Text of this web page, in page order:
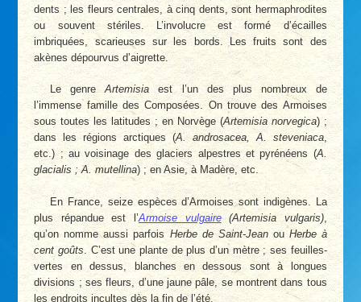
dents ; les fleurs centrales, à cinq dents, sont hermaphrodites
ou souvent stériles. L’involucre est formé d’écailles
imbriquées, scarieuses sur les bords. Les fruits sont des
akènes dépourvus d’aigrette.
Le genreArtemisia est l’un des plus nombreux de
l’immense famille des Composées. On trouve des Armoises
sous toutes les latitudes ; en Norvège (Artemisia norvegica) ;
dans les régions arctiques (A. androsacea, A. steveniaca,
etc.) ; au voisinage des glaciers alpestres et pyrénéens (A.
glacialis ; A. mutellina) ; en Asie, à Madère, etc.
En France, seize espèces d’Armoises sont indigènes. La
plus répandue est l’Armoise vulgaire(Artemisia vulgaris),
qu’on nomme aussi parfois Herbe de Saint-Jeanou Herbe à
cent goûts . C’est une plante de plus d’un mètre ; ses feuilles-
vertes en dessus, blanches en dessous sont à longues
divisions ; ses fleurs, d’une jaune pâle, se montrent dans tous
les endroits incultes dès la fin de l’été.